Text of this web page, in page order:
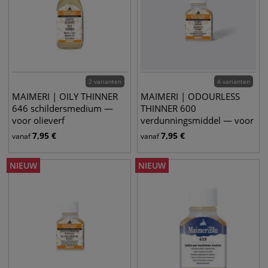
2 varianten
MAIMERI | OILY THINNER
646 schildersmedium —
voor olieverf
vanaf7,95 €
4 varianten
MAIMERI | ODOURLESS
THINNER 600
verdunningsmiddel — voor
olieverf
vanaf7,95 €
NIEUW NIEUW